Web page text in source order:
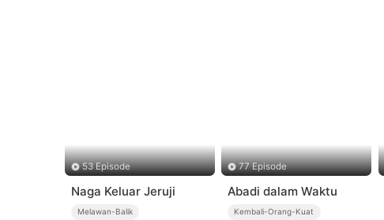
53 Episode
Naga Keluar Jeruji
Melawan-Balik
77 Episode
Abadi dalam Waktu
Kembali-Orang-Kuat